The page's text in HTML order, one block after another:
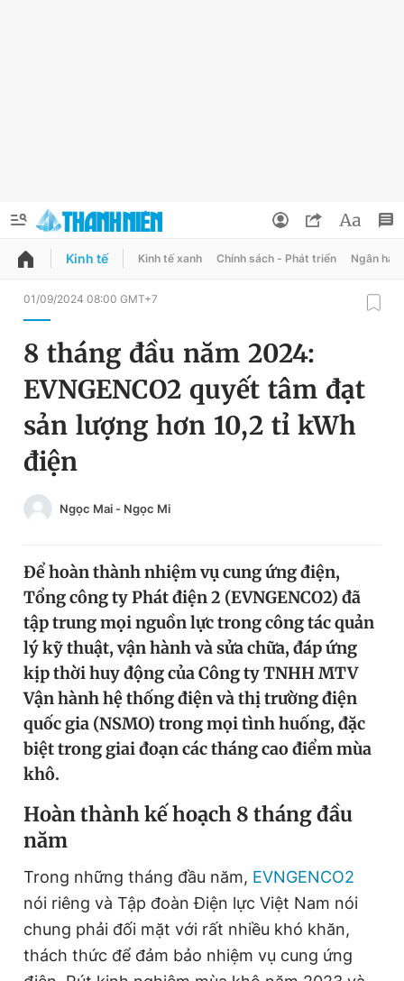
QUẢNG CÁO
Chuyên mục
Chuyên mục khác
Chào ngày mới
Tin thị trường
Video Magazine
Sản phẩm khác
Tiện ích Bạn cần biết
Thông tin tòa soạn Liên hệ quảng cáo
Đọc Thanh Niên trên điện thoại
Đổi mật khẩu
Tin đã lưu
Tin đã xem
Kinh tế Kinh tế xanh Chính sách - Phát triển Ngân
01/09/2024 08:00 GMT+7
8 tháng đầu năm 2024:
EVNGENCO2 quyết tâm đạt
sản lượng hơn 10,2 tỉ kWh
điện
Ngọc Mai - Ngọc Mi
Để hoàn thành nhiệm vụ cung ứng điện,
Tổng công ty Phát điện 2 (EVNGENCO2) đã
tập trung mọi nguồn lực trong công tác quản
lý kỹ thuật, vận hành và sửa chữa, đáp ứng
kịp thời huy động của Công ty TNHH MTV
Vận hành hệ thống điện và thị trường điện
quốc gia (NSMO) trong mọi tình huống, đặc
biệt trong giai đoạn các tháng cao điểm mùa
khô.
Hoàn thành kế hoạch 8 tháng đầu
năm
Trong những tháng đầu năm, EVNGENCO2
nói riêng và Tập đoàn Điện lực Việt Nam nói
chung phải đối mặt với rất nhiều khó khăn,
thách thức để đảm bảo nhiệm vụ cung ứng